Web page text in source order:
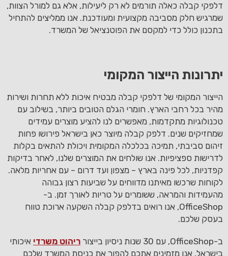
דלפקי קבלה כאלה תורמים לא רק ליעילות, אלא גם למורל הצוות,
שמרגיש חלק מסביבה מקצועית ומעודכנת. אנו ממליצים להתחיל
בתכנון כולל כדי למקסם את הפוטנציאל של המשרד.
יתרונות הייצור המקומי
הייצור המקומי של דלפקי קבלה מבטיח איכות ללא תחרות ושירות
מהיר בכל רחבי הארץ. חומרי הגלם הטובים ביותר, בשילוב עם
טכנולוגיות מתקדמות, מאפשרים לנו להציע מוצרים עמידים
שמחזיקים שנים. דלפק קבלה מיוצר כאן בישראל פירושו פחות
זיהום סביבתי, תמיכה בכלכלה המקומית ויכולת להתאים בקלות
לדרישות ספציפיות. אנו שולחים את המוצרים שלנו, לאחר בדיקות
קפדניות, לכל פינה בארץ – מצפון ועד דרום – עם אחריות מלאה.
לקוחות שרכשו מאיתנו מדווחים על שביעות רצון גבוהה
מהעמידות והמראה, ששומרים על טריות לאורך זמן. ב-
OfficeShop, אנו רואים בדלפק קבלה השקעה ארוכת טווח
בעסק שלכם.
ב-OfficeShop, עם 30 שנות ניסיון בייצור ריהוט משרדי איכותי
בישראל, אנו מזמינים אתכם להפוך את כניסת המשרד שלכם